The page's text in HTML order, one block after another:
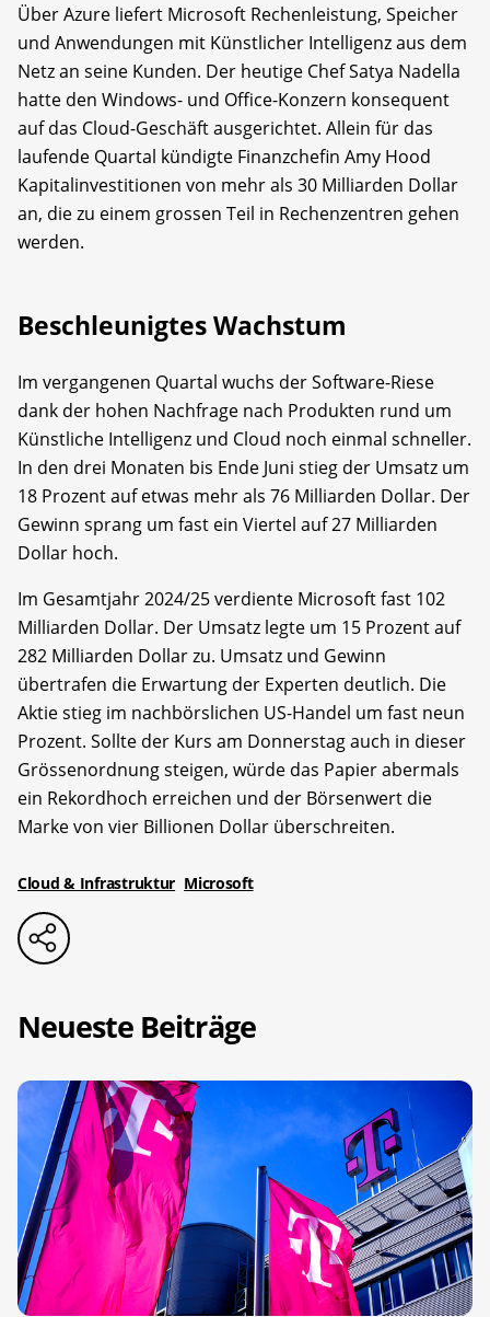
Über Azure liefert Microsoft Rechenleistung, Speicher
und Anwendungen mit Künstlicher Intelligenz aus dem
Netz an seine Kunden. Der heutige Chef Satya Nadella
hatte den Windows- und Office-Konzern konsequent
auf das Cloud-Geschäft ausgerichtet. Allein für das
laufende Quartal kündigte Finanzchefin Amy Hood
Kapitalinvestitionen von mehr als 30 Milliarden Dollar
an, die zu einem grossen Teil in Rechenzentren gehen
werden.
Beschleunigtes Wachstum
Im vergangenen Quartal wuchs der Software-Riese
dank der hohen Nachfrage nach Produkten rund um
Künstliche Intelligenz und Cloud noch einmal schneller.
In den drei Monaten bis Ende Juni stieg der Umsatz um
18 Prozent auf etwas mehr als 76 Milliarden Dollar. Der
Gewinn sprang um fast ein Viertel auf 27 Milliarden
Dollar hoch.
Im Gesamtjahr 2024/25 verdiente Microsoft fast 102
Milliarden Dollar. Der Umsatz legte um 15 Prozent auf
282 Milliarden Dollar zu. Umsatz und Gewinn
übertrafen die Erwartung der Experten deutlich. Die
Aktie stieg im nachbörslichen US-Handel um fast neun
Prozent. Sollte der Kurs am Donnerstag auch in dieser
Grössenordnung steigen, würde das Papier abermals
ein Rekordhoch erreichen und der Börsenwert die
Marke von vier Billionen Dollar überschreiten.
Cloud & Infrastruktur Microsoft
Neueste Beiträge